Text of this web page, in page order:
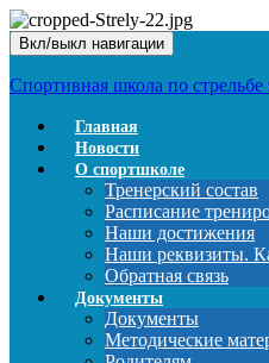
Вкл/выкл навигации
Спортивная школа по стрельбе
Главная
Новости
О спортшколе
Тренерский состав
Расписание
Наши достижения
Наши реквизиты.
Обратная связь
Документы
Документы
Методические